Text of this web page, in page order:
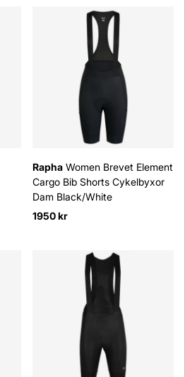
Rapha Women Brevet Element
Cargo Bib Shorts Cykelbyxor
Dam Black/White
1950 kr